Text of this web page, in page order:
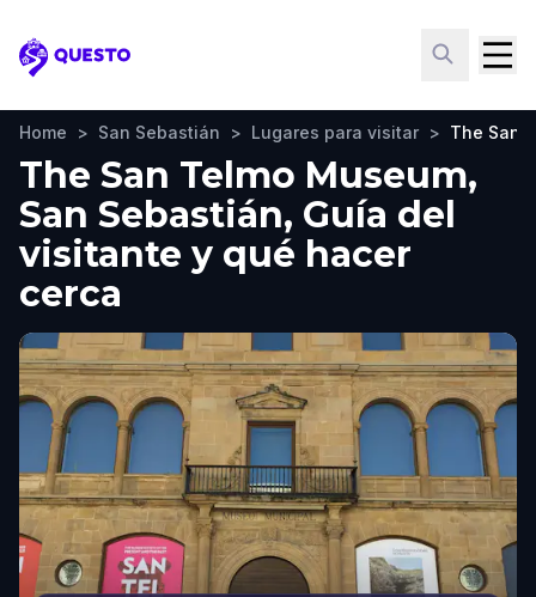
Questo
Home > San Sebastián > Lugares para visitar > The San
The San Telmo Museum,
San Sebastián, Guía del
visitante y qué hacer
cerca